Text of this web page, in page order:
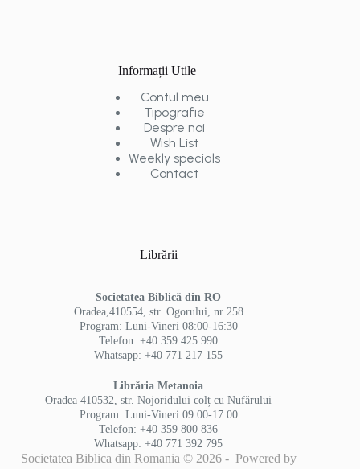
Informații Utile
Contul meu
Tipografie
Despre noi
Wish List
Weekly specials
Contact
Librării
Societatea Biblică din RO
Oradea,410554, str. Ogorului, nr 258
Program: Luni-Vineri 08:00-16:30
Telefon: +40 359 425 990
Whatsapp: +40 771 217 155
Librăria Metanoia
Oradea 410532, str. Nojoridului colț cu Nufărului
Program: Luni-Vineri 09:00-17:00
Telefon: +40 359 800 836
Whatsapp: +40 771 392 795
Societatea Biblica din Romania © 2026 - Powered by